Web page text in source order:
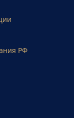
РФ